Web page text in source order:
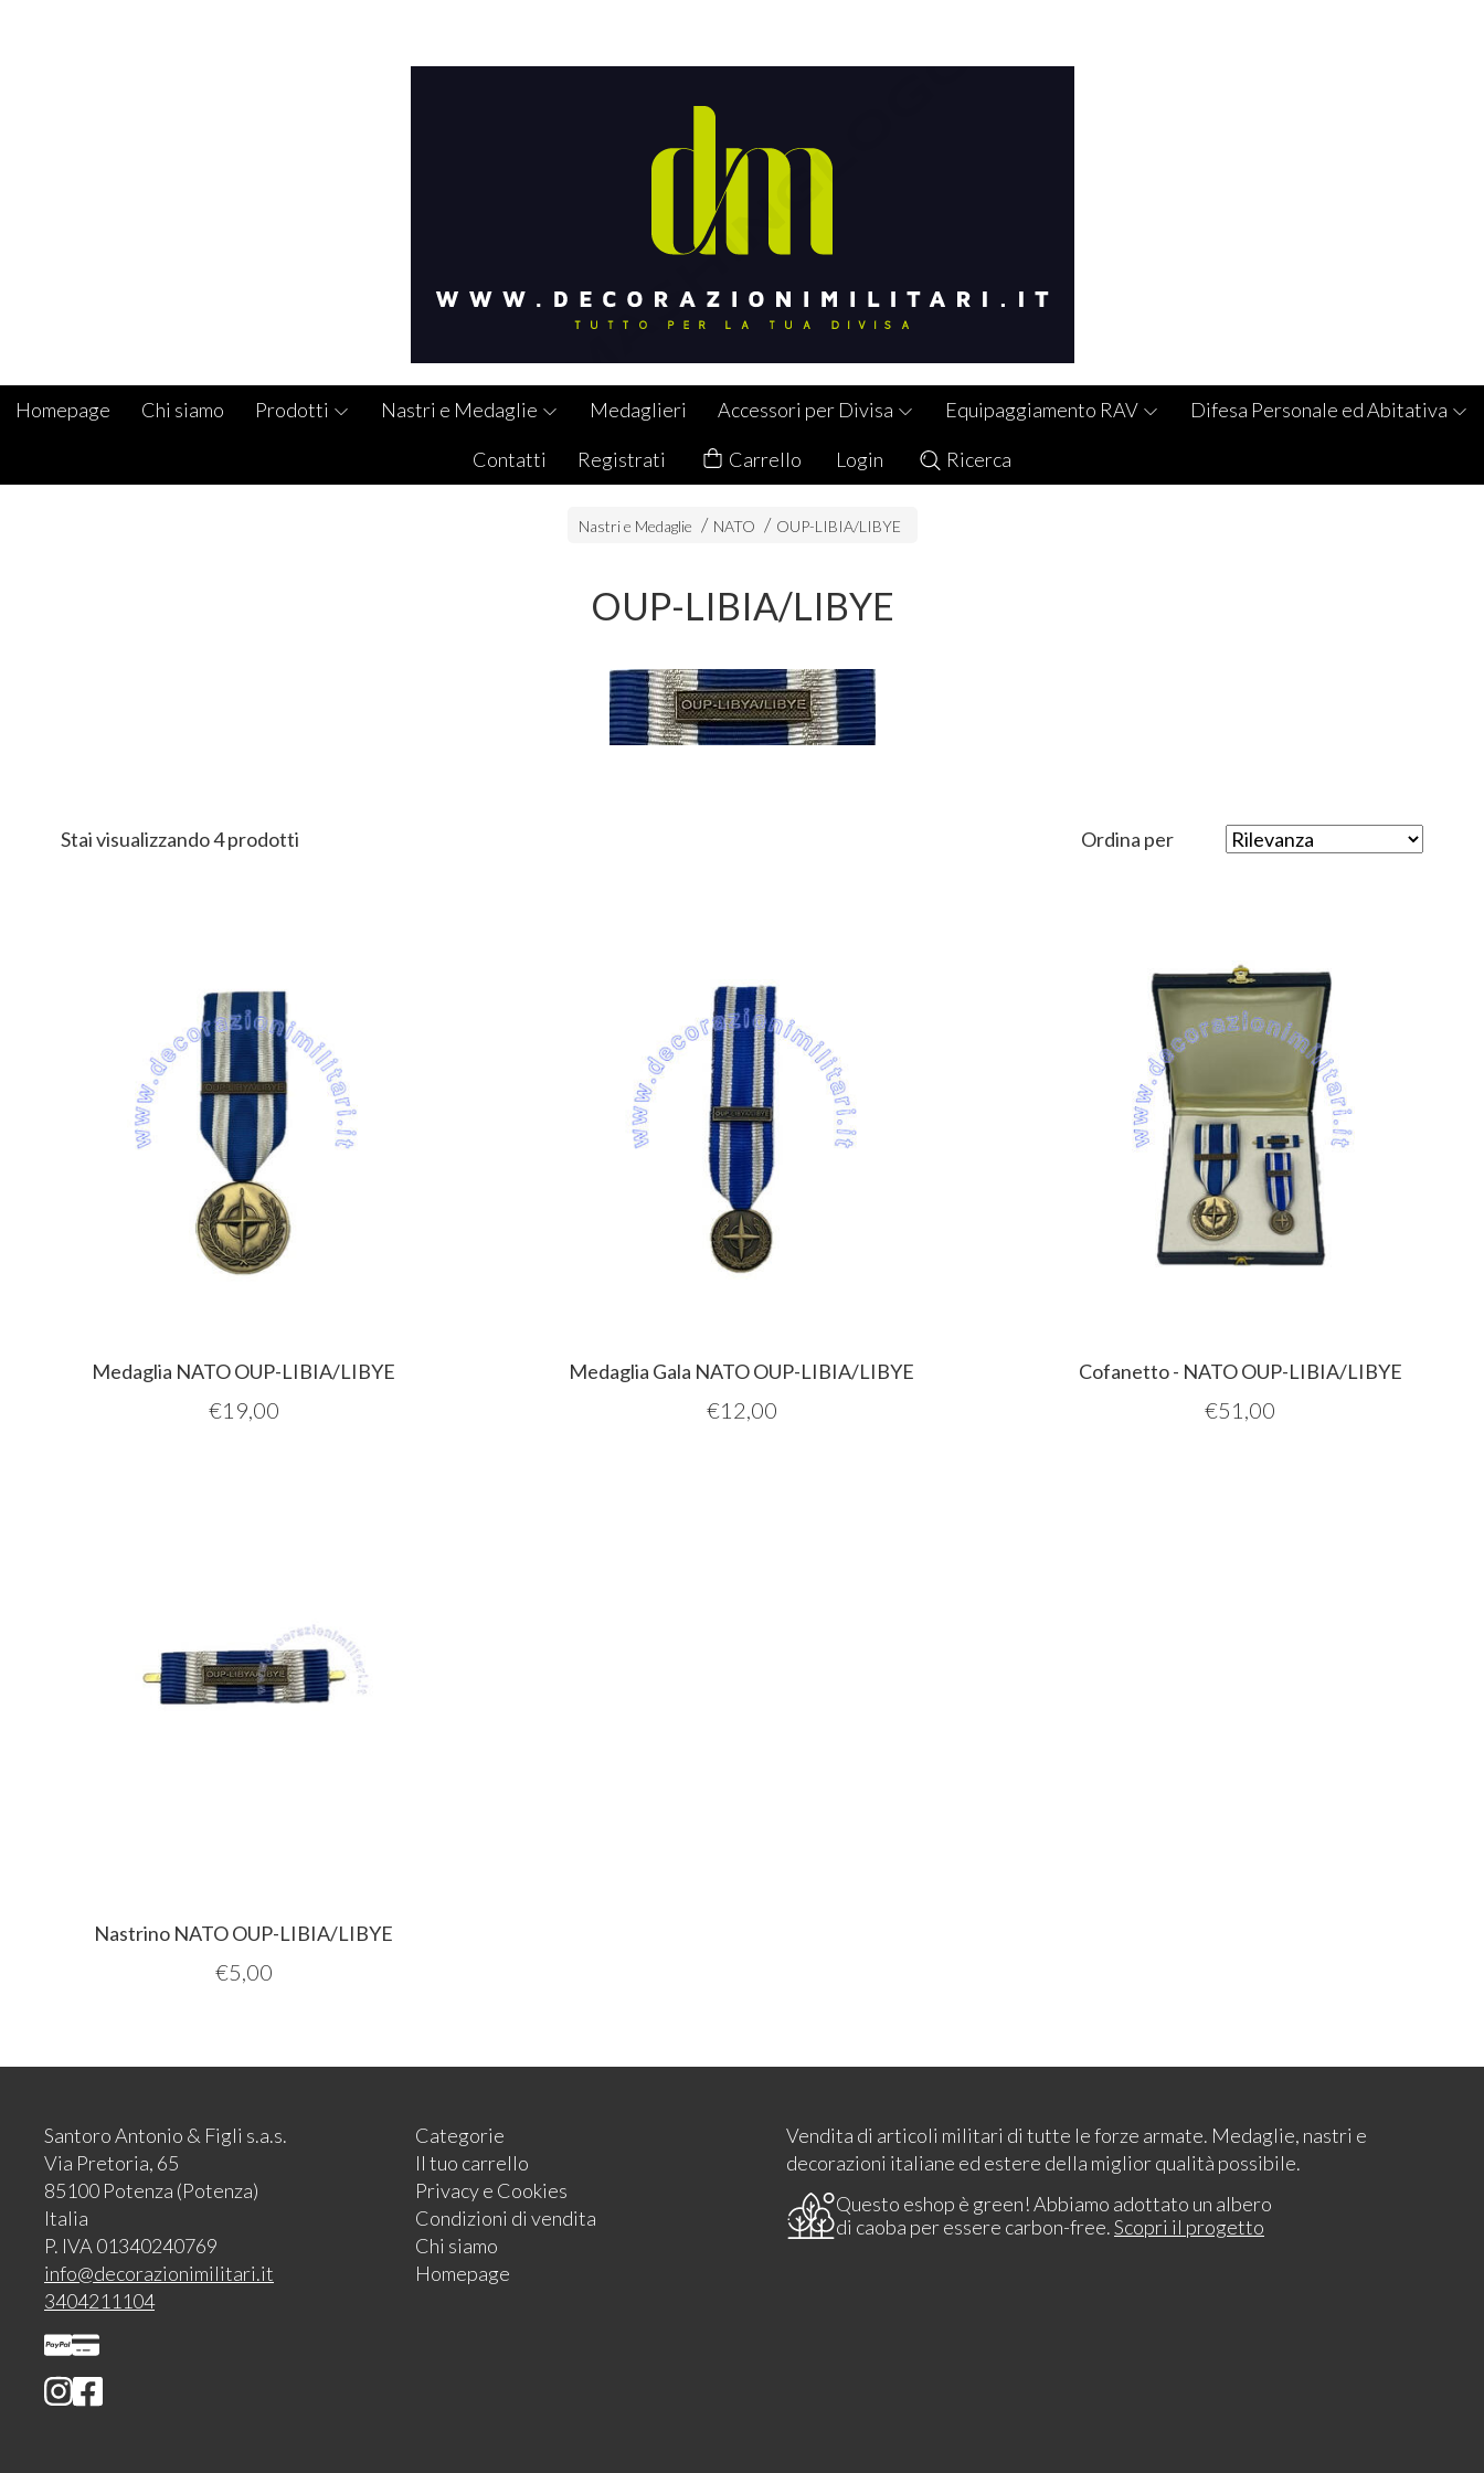
Homepage Chi siamo Prodotti Nastri e Medaglie Medaglieri Accessori per Divisa Equipaggiamento RAV Difesa Personale ed Abitativa
Contatti Registrati Carrello Login Ricerca
Nastri e Medaglie NATO OUP-LIBIA/LIBYE
OUP-LIBIA/LIBYE
Stai visualizzando 4 prodotti Ordina per
Medaglia NATO OUP-LIBIA/LIBYE
€19,00
Medaglia Gala NATO OUP-LIBIA/LIBYE
€12,00
Cofanetto - NATO OUP-LIBIA/LIBYE
€51,00
Nastrino NATO OUP-LIBIA/LIBYE
€5,00
Santoro Antonio & Figli s.a.s.
Via Pretoria, 65
85100 Potenza (Potenza)
Italia
P. IVA 01340240769
info@decorazionimilitari.it
3404211104
Categorie
Il tuo carrello
Privacy e Cookies
Condizioni di vendita
Chi siamo
Homepage
Vendita di articoli militari di tutte le forze armate. Medaglie, nastri e
decorazioni italiane ed estere della miglior qualità possibile.
Questo eshop è green! Abbiamo adottato un albero
di caoba per essere carbon-free.Scopri il progetto